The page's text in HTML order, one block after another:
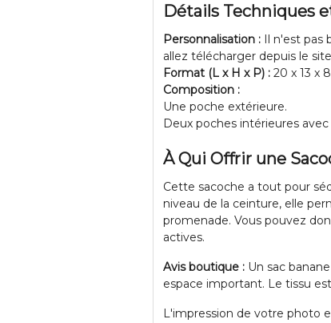
Détails Techniques
Personnalisation : Il n'est pas
allez télécharger depuis le
Format (L x H x P) : 20 x 13 x
Composition :
Une poche extérieure.
Deux poches intérieures
À Qui Offrir une
Cette sacoche a tout pour
niveau de la ceinture, elle
promenade. Vous pouvez
actives.
Avis boutique : Un sac
espace important. Le tissu
L'impression de votre photo